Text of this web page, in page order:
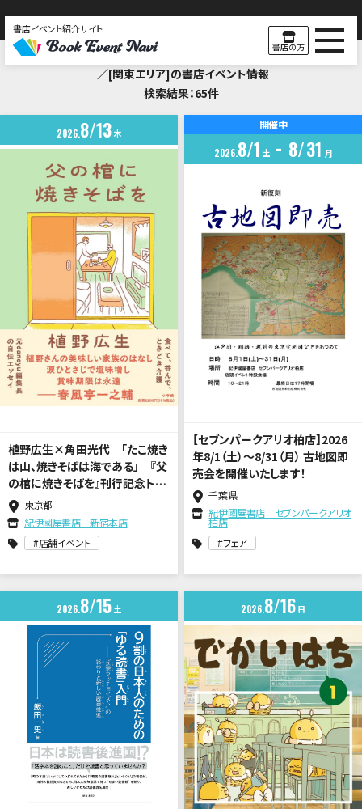
書店イベント紹介サイト
書店の方
Search Result
／[関東エリア]の書店イベント情報
検索結果：65件
20268 13 木
植野広生×角田光代 「たこ焼き
は山、焼きそばは海である」 『父
の棺に焼きそばを』刊行記念トー
クイベント
東京都
紀伊國屋書店 新宿本店
店舗イベント
開催中
20268 1 土 8 31 月
【セブンパークアリオ柏店】2026
年8/1（土）～8/31（月） 古地図即
売会を開催いたします！
千葉県
紀伊國屋書店 セブンパークアリオ
柏店
フェア
20268 15 土 2026 8 16 日